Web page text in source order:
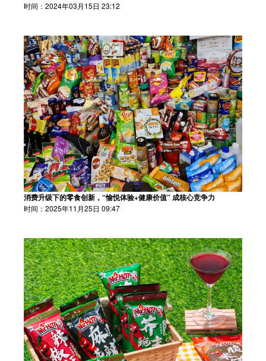
时间：2024年03月15日 23:12
消费升级下的零食创新，“愉悦体验+健康价值” 成核心竞争力
时间：2025年11月25日 09:47